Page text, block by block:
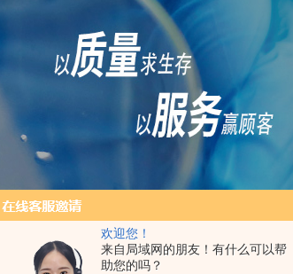
欢迎您！
来自局域网的朋友！有什么可以帮
助您的吗？